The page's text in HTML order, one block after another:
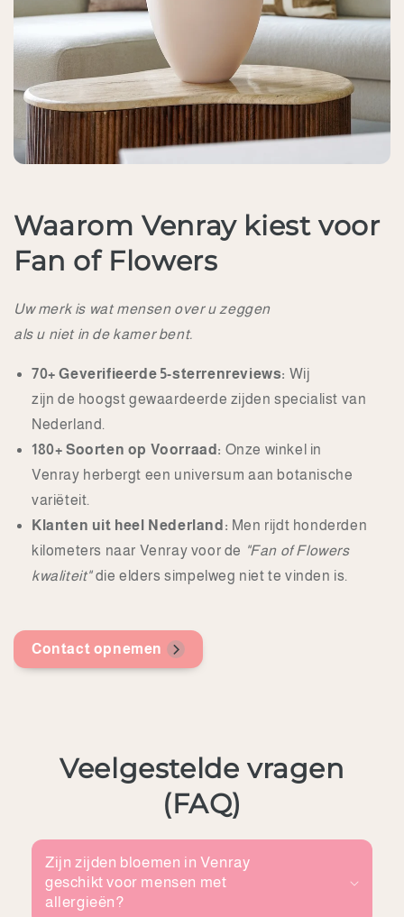
Waarom Venray kiest voor
Fan of Flowers
Uw merk is wat mensen over u zeggen
als u niet in de kamer bent.
70+ Geverifieerde 5-sterrenreviews: Wij
zijn de hoogst gewaardeerde zijden specialist van
Nederland.
180+ Soorten op Voorraad: Onze winkel in
Venray herbergt een universum aan botanische
variëteit.
Klanten uit heel Nederland: Men rijdt honderden
kilometers naar Venray voor de "Fan of Flowers
kwaliteit"die elders simpelweg niet te vinden is.
Contact opnemen
Veelgestelde vragen
(FAQ)
Zijn zijden bloemen in Venray
geschikt voor mensen met
allergieën?